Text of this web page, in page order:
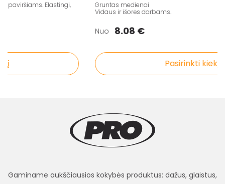
Elastingi,
Gruntas medienai
Vidaus ir išorės darbams.
Nuo 8.08 €
Pasirinkti kiekį
Gaminame aukščiausios kokybės produktus: dažus, glaistus,